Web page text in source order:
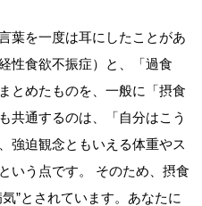
葉を一度は耳にしたことがあ
性食欲不振症）と、「過食
とめたものを、一般に「摂食
共通するのは、「自分はこう
強迫観念ともいえる体重やス
いう点です。 そのため、摂食
”とされています。あなたに